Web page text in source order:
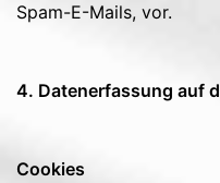
Spam-E-Mails, vor.
4. Datenerfassung auf
Cookies